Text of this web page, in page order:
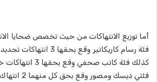
أما توزيع الانتهاكات من حيث تخصص ضحايا
فئة رسام كاريكاتير وقع
كذلك فئة كاتب صحفي
فئتي ديسك